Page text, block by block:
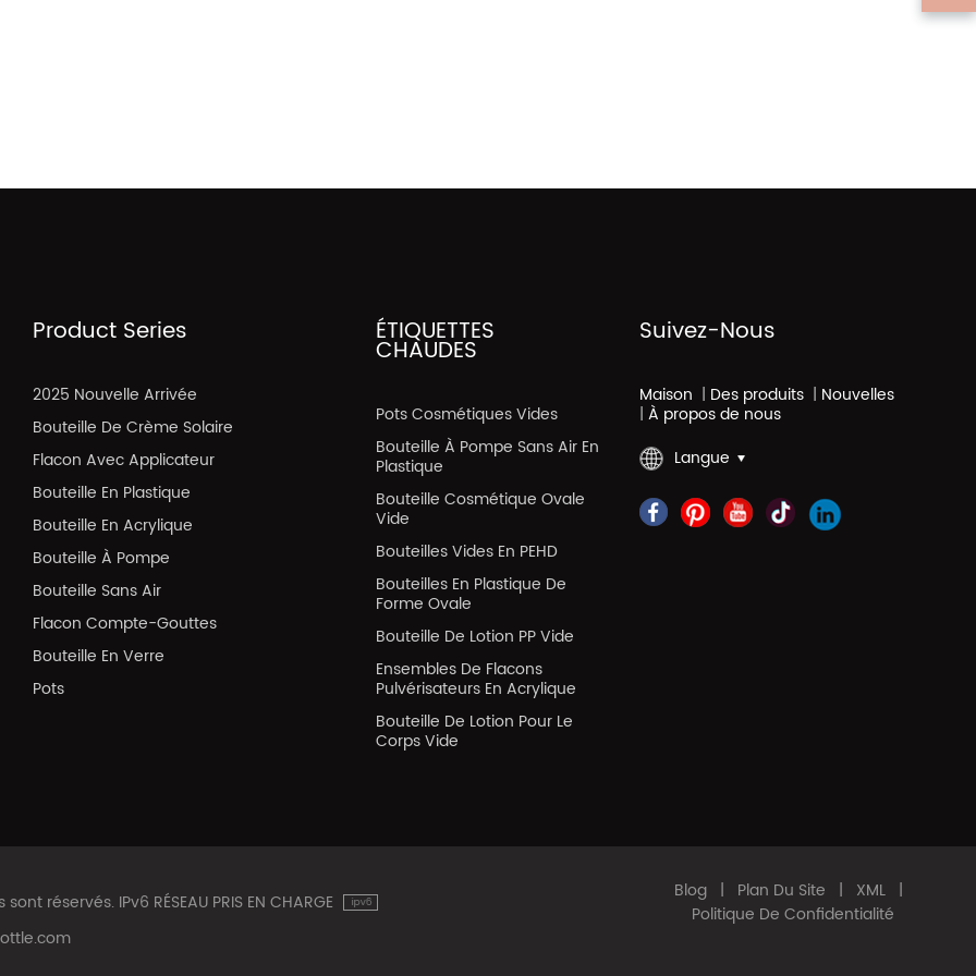
Product Series
2025 Nouvelle Arrivée
Bouteille De Crème Solaire
Flacon Avec Applicateur
Bouteille En Plastique
Bouteille En Acrylique
Bouteille À Pompe
Bouteille Sans Air
Flacon Compte-Gouttes
Bouteille En Verre
Pots
ÉTIQUETTES
CHAUDES
Pots Cosmétiques Vides
Bouteille À Pompe Sans Air En
Plastique
Bouteille Cosmétique Ovale
Vide
Bouteilles Vides En PEHD
Bouteilles En Plastique De
Forme Ovale
Bouteille De Lotion PP Vide
Ensembles De Flacons
Pulvérisateurs En Acrylique
Bouteille De Lotion Pour Le
Corps Vide
Suivez-Nous
Maison | Des produits | Nouvelles
| À propos de nous
Langue
réservés. IPv6 RÉSEAU PRIS EN CHARGE Blog | Plan Du Site | XML |
Politique De Confidentialité